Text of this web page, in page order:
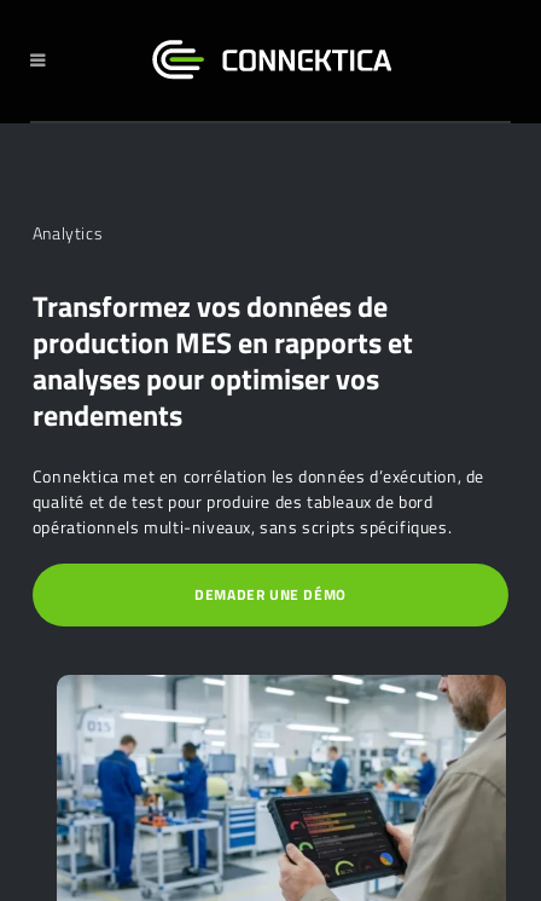
Analytics
Transformez vos données de
production MES en rapports et
analyses pour optimiser vos
rendements
Connektica met en corrélation les données d’exécution, de
qualité et de test pour produire des tableaux de bord
opérationnels multi-niveaux, sans scripts spécifiques.
DEMADER UNE DÉMO